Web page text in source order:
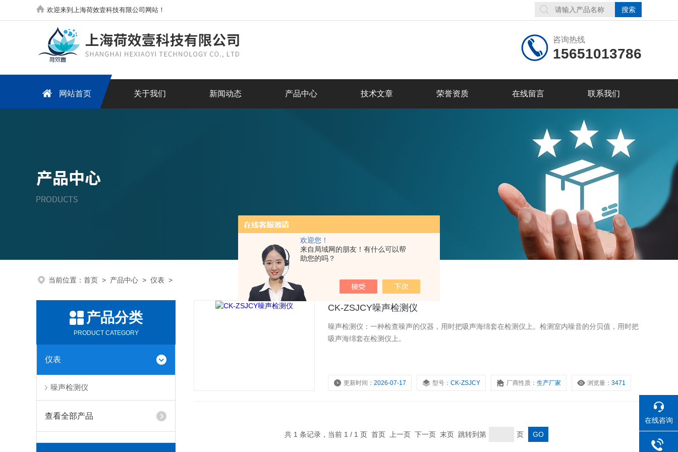
欢迎您！
来自局域网的朋友！有什么可以帮
助您的吗？
欢迎来到上海荷效壹科技有限公司网站！
咨询热线
15651013786
网站首页 关于我们 新闻动态 产品中心 技术文章 荣誉资质 在线留言 联系我们
当前位置： 首页 > 产品中心 > 仪表 >
产品分类
PRODUCT CATEGORY
仪表
噪声检测仪
查看全部产品
CK-ZSJCY噪声检测仪
噪声检测仪：一种检查噪声的仪器，用时把吸声海绵套在检测仪上。检测室内噪音的分贝值，用时把
吸声海绵套在检测仪上。
更新时间：2026-07-17 型号：CK-ZSJCY 厂商性质：生产厂家 浏览量：3471
共 1 条记录，当前 1 / 1 页 首页 上一页 下一页 末页 跳转到第 页
在线咨询